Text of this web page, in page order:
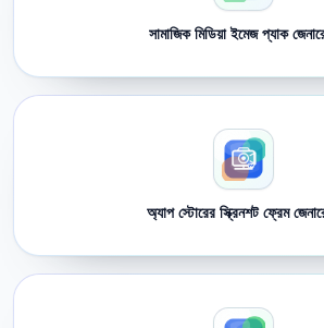
সামাজিক মিডিয়া ইমেজ প্যাক
অ্যাপ স্টোরের স্ক্রিনশট ফ্রেম